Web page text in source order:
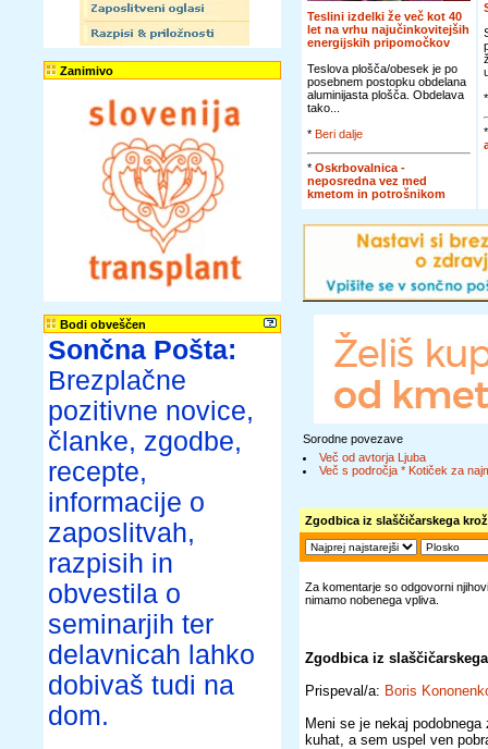
Zanimivo
Bodi obveščen
Sončna Pošta:
Brezplačne
pozitivne novice,
članke, zgodbe,
recepte,
informacije o
zaposlitvah,
razpisih in
obvestila o
seminarjih ter
delavnicah lahko
dobivaš tudi na
dom.
Teslini izdelki že več kot 40
let na vrhu najučinkovitejših
energijskih pripomočkov
Teslova plošča/obesek je po
posebnem postopku obdelana
aluminijasta plošča. Obdelava
tako...
* Beri dalje
* Oskrbovalnica -
neposredna vez med
kmetom in potrošnikom
Sorodne povezave
Več od avtorja Ljuba
Več s področja * Kotiček za
Zgodbica iz slaščičarskega
Za komentarje so odgovorni
nimamo nobenega vpliva.
Zgodbica iz
Prispeval/a: Boris
Meni se je nekaj
kuhat, a sem uspel ven